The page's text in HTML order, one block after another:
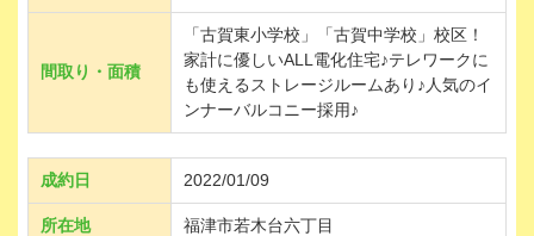
間取り・面積
「古賀東小学校」「古賀中学校」校区！
家計に優しいALL電化住宅♪テレワークに
も使えるストレージルームあり♪人気のイ
ンナーバルコニー採用♪
成約日 2022/01/09
所在地 福津市若木台六丁目